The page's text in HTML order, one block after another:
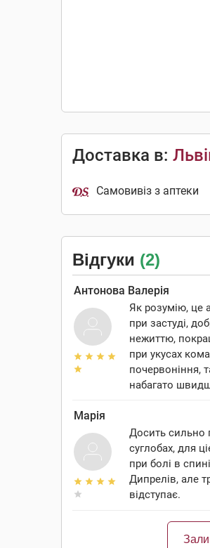
Доставка в:
Самовивіз з аптеки
Відгуки (2)
Антонова Валерія
Як розумію, це
при застуді,
нежиттю,
при укусах
почервоніння,
набагато
Марія
Досить сильно
суглобах, для
при болі в
Дипрелів, але
відступає.